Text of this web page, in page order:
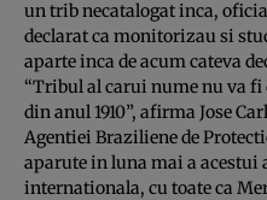
un trib necatalogat inca,
declarat ca monitorizau si
aparte inca de acum cateva
“Tribul al carui nume nu va
din anul 1910”, afirma Jose
Agentiei Braziliene de
aparute in luna mai a
internationala, cu toate ca